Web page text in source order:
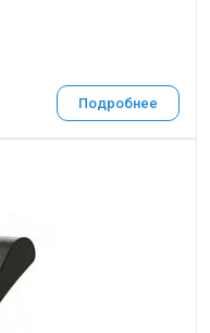
Подробнее